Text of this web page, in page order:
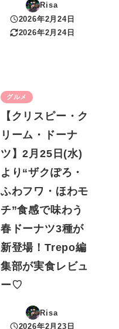
Risa
投稿日
2026年2月24日
更新日
2026年2月24日
グルメ
【クリスピー・ク
リーム・ドーナ
ツ】2月25日(水)
より“ザクぽろ・
ふわフワ・ほわモ
チ”食感で味わう
春ドーナツ3種が
新登場！Trepo編
集部が実食レビュ
ー♡
Risa
2026年2月23日